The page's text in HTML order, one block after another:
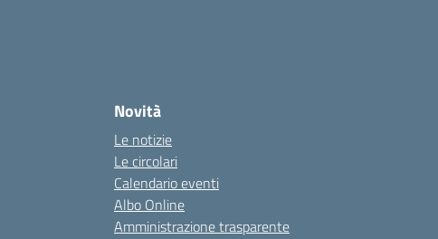
Novità
Le notizie
Le circolari
Calendario eventi
Albo Online
Amministrazione trasparente